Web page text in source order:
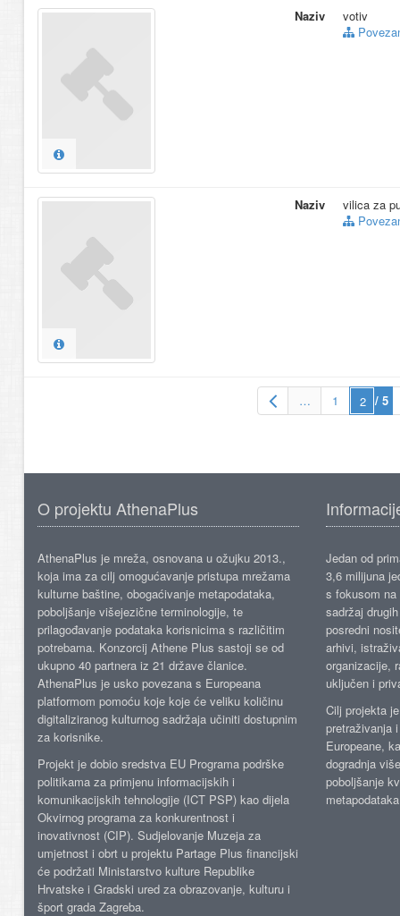
Naziv
votiv
Naziv
vilica za
… 1 / 5
O projektu AthenaPlus
AthenaPlus je mreža, osnovana u ožujku 2013.,
koja ima za cilj omogućavanje pristupa mrežama
kulturne baštine, obogaćivanje metapodataka,
poboljšanje višejezične terminologije, te
prilagođavanje podataka korisnicima s različitim
potrebama. Konzorcij Athene Plus sastoji se od
ukupno 40 partnera iz 21 države članice.
AthenaPlus je usko povezana s Europeana
platformom pomoću koje koje će veliku količinu
digitaliziranog kulturnog sadržaja učiniti dostupnim
za korisnike.
Projekt je dobio sredstva EU Programa podrške
politikama za primjenu informacijskih i
komunikacijskih tehnologije (ICT PSP) kao dijela
Okvirnog programa za konkurentnost i
inovativnost (CIP). Sudjelovanje Muzeja za
umjetnost i obrt u projektu Partage Plus financijski
će podržati Ministarstvo kulture Republike
Hrvatske i Gradski ured za obrazovanje, kulturu i
šport grada Zagreba.
Jedan od
3,6 milijuna
s fokusom
sadržaj
posredni
arhivi,
organizacije,
uključen i
Cilj projekta
pretraživanja
Europeane,
dogradnja
poboljšanje